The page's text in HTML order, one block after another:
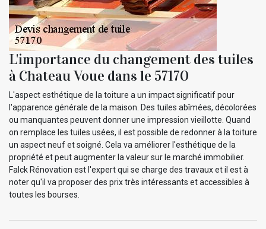
L'importance du changement des tuiles
à Chateau Voue dans le 57170
L'aspect esthétique de la toiture a un impact significatif pour
l'apparence générale de la maison. Des tuiles abîmées, décolorées
ou manquantes peuvent donner une impression vieillotte. Quand
on remplace les tuiles usées, il est possible de redonner à la toiture
un aspect neuf et soigné. Cela va améliorer l'esthétique de la
propriété et peut augmenter la valeur sur le marché immobilier.
Falck Rénovation est l'expert qui se charge des travaux et il est à
noter qu'il va proposer des prix très intéressants et accessibles à
toutes les bourses.